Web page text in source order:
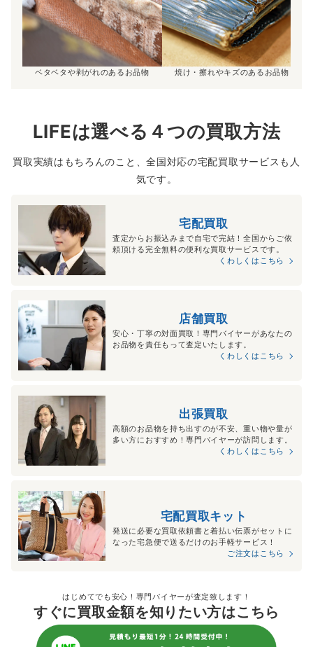
ベタベタや剥がれのあるお品物 焼け・擦れやキズのあるお品物
LIFEは選べる４つの買取方法
買取実績はもちろんのこと、全国対応の宅配買取サービスも人
気です。
宅配買取
査定からお振込みまで自宅で完結！全国からご依
頼頂ける完全無料の便利な買取サービスです。
くわしくはこちら
店舗買取
安心・丁寧の対面買取！専門バイヤーがあなたの
お品物を責任もって査定いたします。
くわしくはこちら
出張買取
高額のお品物を持ち出すのが不安、重い物や量が
多い方におすすめ！専門バイヤーが訪問します。
くわしくはこちら
宅配買取キット
発送に必要な買取依頼書と着払い伝票がセットに
なった宅急便で送るだけのお手軽サービス！
ご注文はこちら
はじめてでも安心！専門バイヤーが査定致します！
すぐに買取金額を知りたい方はこちら